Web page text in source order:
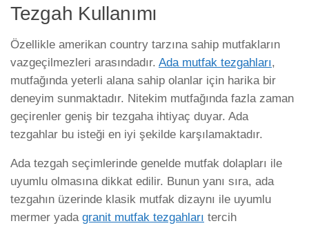
Tezgah Kullanımı
Özellikle amerikan country tarzına sahip mutfakların
vazgeçilmezleri arasındadır. Ada mutfak tezgahları,
mutfağında yeterli alana sahip olanlar için harika bir
deneyim sunmaktadır. Nitekim mutfağında fazla zaman
geçirenler geniş bir tezgaha ihtiyaç duyar. Ada
tezgahlar bu isteği en iyi şekilde karşılamaktadır.
Ada tezgah seçimlerinde genelde mutfak dolapları ile
uyumlu olmasına dikkat edilir. Bunun yanı sıra, ada
tezgahın üzerinde klasik mutfak dizaynı ile uyumlu
mermer yada granit mutfak tezgahları tercih